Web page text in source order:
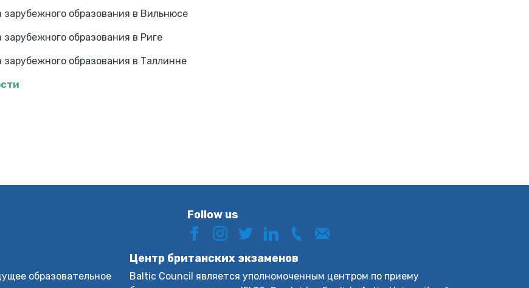
зарубежного образования в Вильнюсе
зарубежного образования в Риге
зарубежного образования в Таллинне
Follow us
образовательное
Центр британских экзаменов
Baltic Council является уполномоченным центром по приему